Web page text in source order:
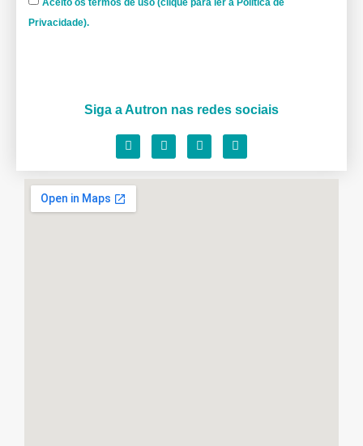
Privacidade).
Siga a Autron nas redes sociais